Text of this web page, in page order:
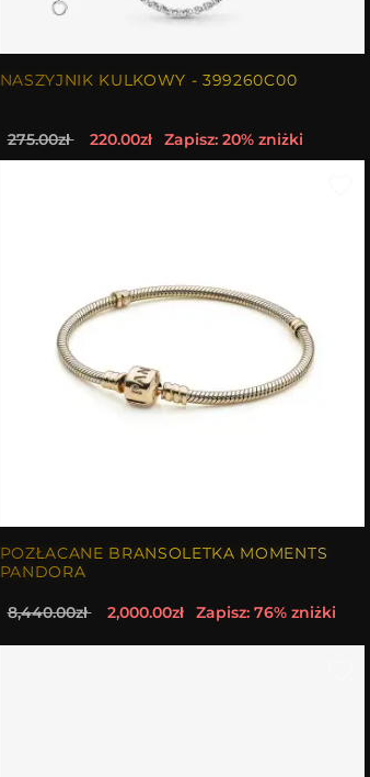
NASZYJNIK KULKOWY - 399260C00
275.00zł 220.00zł Zapisz: 20% zniżki
POZŁACANE BRANSOLETKA MOMENTS
PANDORA
8,440.00zł 2,000.00zł Zapisz: 76% zniżki